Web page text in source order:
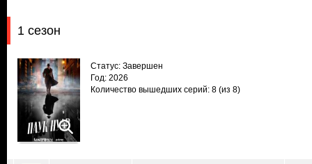
1 сезон
Статус: Завершен
Год: 2026
Количество вышедших серий: 8 (из 8)